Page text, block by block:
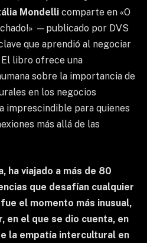
Mondelli comparte en «O
—publicado por DVS
que aprendió al negociar
libro ofrece una
sobre la importancia de
en los negocios
imprescindible para quienes
más allá de las
ha viajado a más de 80
que desafían cualquier
el momento más inusual,
en el que se dio cuenta, en
la empatía intercultural en